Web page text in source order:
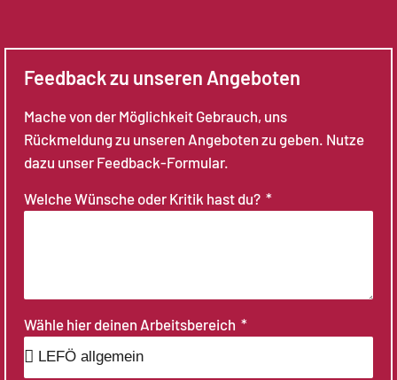
Feedback zu unseren Angeboten
Mache von der Möglichkeit Gebrauch, uns
Rückmeldung zu unseren Angeboten zu geben. Nutze
dazu unser Feedback-Formular.
Welche Wünsche oder Kritik hast du?
Wähle hier deinen Arbeitsbereich